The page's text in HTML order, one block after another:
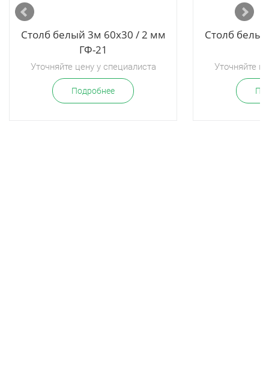
Столб белый 3м 60х30 / 2 мм
ГФ-21
Уточняйте цену у специалиста
Подробнее
Столб
Уточняйте